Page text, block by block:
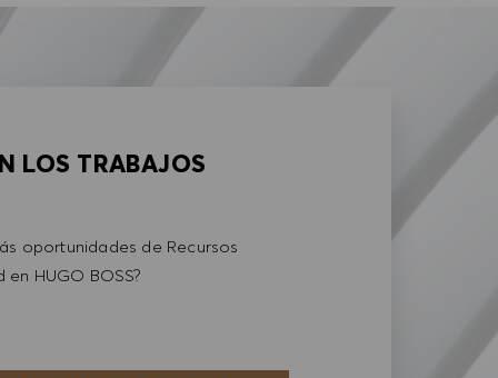
LOS TRABAJOS
oportunidades de Recursos
HUGO BOSS?